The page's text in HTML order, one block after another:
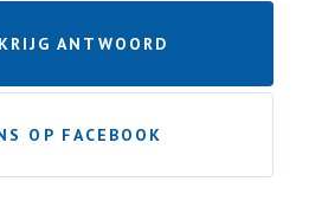
ANTWOORD
OP FACEBOOK